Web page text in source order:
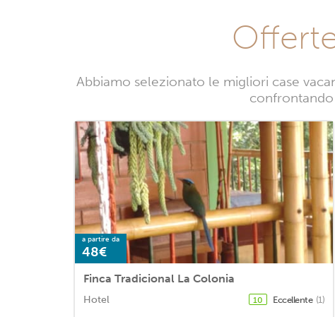
Abbiamo selezionato le migliori case
confrontando
a partire da
48€
Finca Tradicional La Colonia
Hotel 10 Eccellente (1)